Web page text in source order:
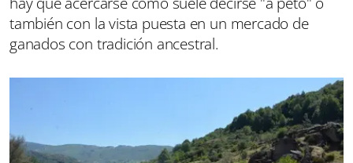
también con la vista puesta en un mercado de
ganados con tradición ancestral.